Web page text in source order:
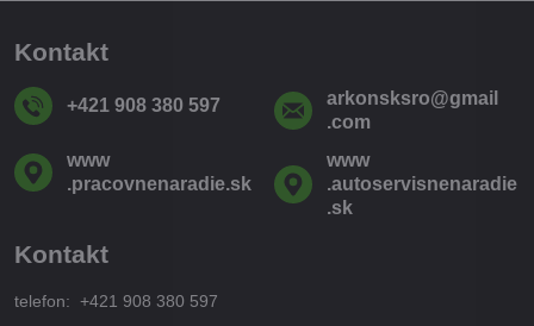
Kontakt
+421 908 380 597
arkonsksro​@gmail​
.com
www​
.pracovnenaradie​.sk
www​
.autoservisnenaradie​
.sk
Kontakt
telefon: +421 908 380 597